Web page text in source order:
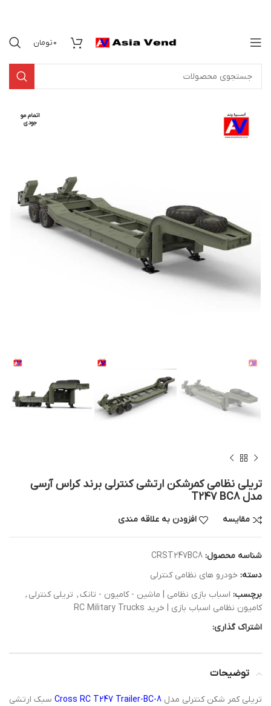
0تومان
اتمام مو
جودی
تریلی نظامی کمرشکن ارتشی کنترلی برند کراس آرسی
مدل T247 BC8
مقایسه افزودن به علاقه مندی
شناسه محصول: CRST247BC8
دسته: خودرو های نظامی کنترلی
برچسب: اسباب بازی نظامی | ماشین - کامیون - تانک, تریلی کنترلی ,
کامیون نظامی اسباب بازی | خرید RC Military Trucks
اشتراک گذاری:
توضیحات
تریلی کمر شکن کنترلی مدل Cross RC T247 Trailer-BC-8 سبک ارتشی